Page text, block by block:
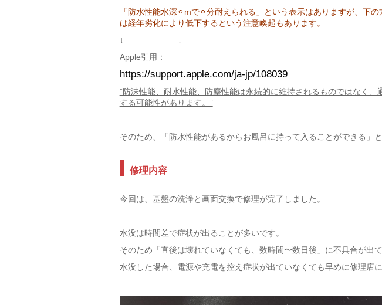
「防水性能水深⚪︎mで⚪︎分耐えられる」という表示はありますが、下
は経年劣化により低下するという注意喚起もあります。
↓ ↓
Apple引用：
https://support.apple.com/ja-jp/108039
”防沫性能、耐水性能、防塵性能は永続的に維持されるものではなく、
する可能性があります。”
そのため、「防水性能があるからお風呂に持って入ることができる」
修理内容
今回は、基盤の洗浄と画面交換で修理が完了しました。
水没は時間差で症状が出ることが多いです。
そのため「直後は壊れていなくても、数時間〜数日後」に不具合が出
水没した場合、電源や充電を控え症状が出ていなくても早めに修理店